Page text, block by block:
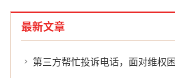
最新文章
第三方帮忙投诉电话，面对维权困局，与其孤军奋战，